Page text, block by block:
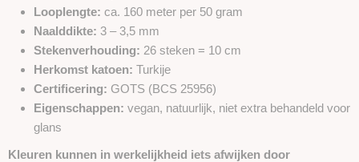
Looplengte: ca. 160 meter per 50 gram
Naalddikte: 3 – 3,5 mm
Stekenverhouding: 26 steken = 10 cm
Herkomst katoen: Turkije
Certificering: GOTS (BCS 25956)
Eigenschappen: vegan, natuurlijk, niet extra behandeld voor
glans
Kleuren kunnen in werkelijkheid iets afwijken door